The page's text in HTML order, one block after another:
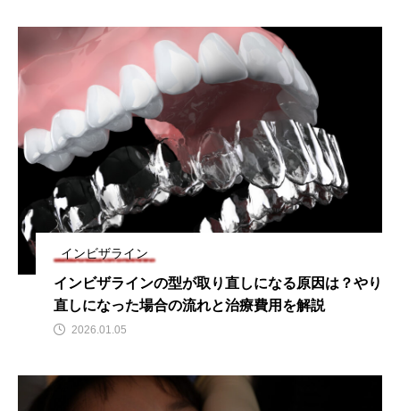
マウスピース矯正
インビザライン
インビザラインの型が取り直しになる原因は？やり
直しになった場合の流れと治療費用を解説
2026.01.05